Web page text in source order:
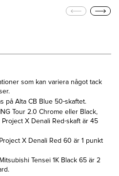
som kan variera något tack
på Alta CB Blue 50-skaftet.
Tour 2.0 Chrome eller Black,
Project X Denali Red-skaft är 45
X Denali Red 60 är 1 punkt
Tensei 1K Black 65 är 2